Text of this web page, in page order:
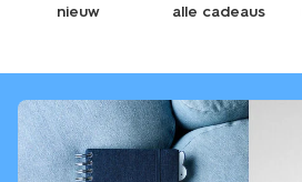
nieuw alle cadeaus